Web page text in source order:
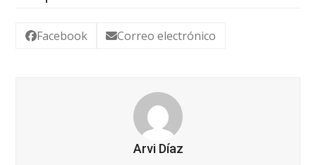
Facebook Correo electrónico
Arvi Díaz